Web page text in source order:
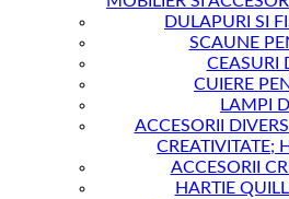
DULAPURI SI
SCAUNE
CEASURI
CUIERE
LAMPI
ACCESORII
CREATIVITATE;
ACCESORII
HARTIE